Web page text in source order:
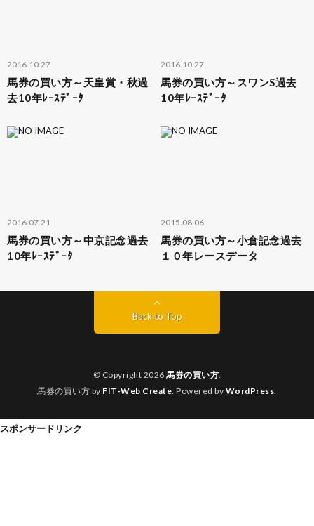
2016.10.27
馬券の買い方～天皇賞・秋過
去10年ﾚｰｽﾃﾞｰﾀ
2016.10.27
馬券の買い方～スワンS過去
10年ﾚｰｽﾃﾞｰﾀ
2016.07.21
馬券の買い方～中京記念過去
10年ﾚｰｽﾃﾞｰﾀ
2015.08.06
馬券の買い方～小倉記念過去
１０年レースデータ
Back to Top
© Copyright 2026 馬券の買い方
馬券の買い方 by FIT-Web Create . Powered by WordPress
スポンサードリンク